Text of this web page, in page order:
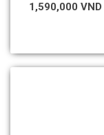
1,590,000 VND